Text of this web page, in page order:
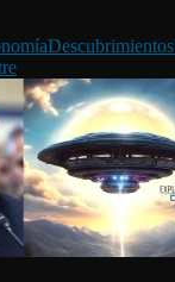
Descubrimientos